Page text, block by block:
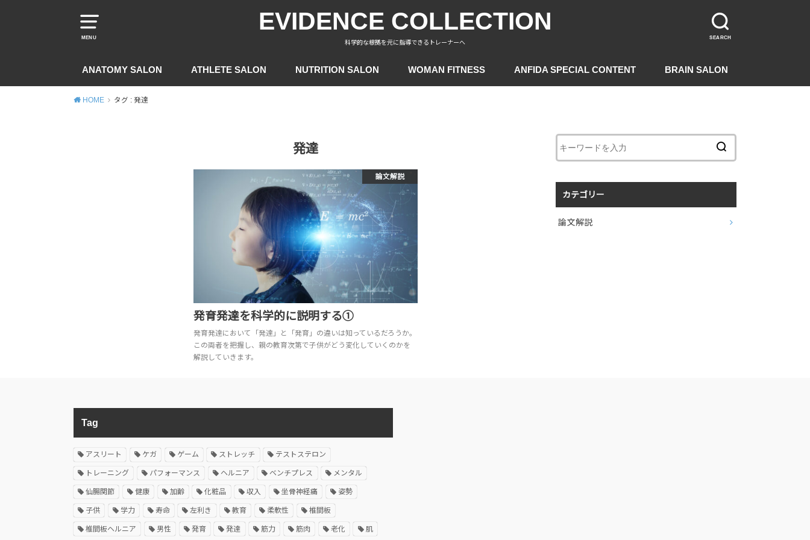
MENU SEARCH
EVIDENCE COLLECTION
科学的な根拠を元に指導できるトレーナーへ
ANATOMY SALON ATHLETE SALON NUTRITION SALON WOMAN FITNESS ANFIDA SPECIAL CONTENT BRAIN SALON
HOME タグ : 発達
発達
論文解説
発育発達を科学的に説明する①
発育発達において「発達」と「発育」の違いは知っているだろうか。
この両者を把握し、親の教育次第で子供がどう変化していくのかを
解説していきます。
カテゴリー
論文解説
Tag
アスリート ケガ ゲーム ストレッチ テストステロン
トレーニング パフォーマンス ヘルニア ベンチプレス メンタル
仙腸関節 健康 加齢 化粧品 収入 坐骨神経痛 姿勢
子供 学力 寿命 左利き 教育 柔軟性 椎間板
椎間板ヘルニア 男性 発育 発達 筋力 筋肉 老化 肌